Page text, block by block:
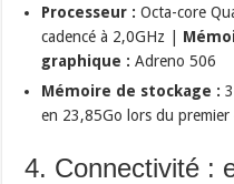
Processeur :Octa-core
cadencé à 2,0GHz |
graphique : Adreno 506
Mémoire de stockage :
en 23,85Go lors du premier
4. Connectivité :